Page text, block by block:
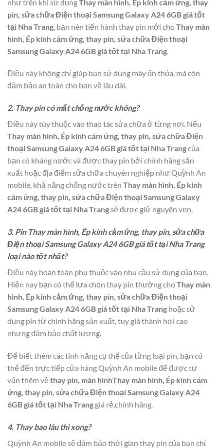
như trên khi sử dụngThay màn hình, Ép kính cảm ứng, thay
pin, sửa chữa Điện thoại Samsung Galaxy A24 6GB giá tốt
tại Nha Trang , bạn nên tiến hành thay pin mới choThay màn
hình, Ép kính cảm ứng, thay pin, sửa chữa Điện thoại
Samsung Galaxy A24 6GB giá tốt tại Nha Trang
Điều này không chỉ giúp bạn sử dụng máy ổn thỏa, mà còn
đảm bảo an toàn cho bạn về lâu dài.
2. Thay pin có mất chống nước không?
Điều này tùy thuộc vào thao tác sửa chữa ở từng nơi. Nếu
Thay màn hình, Ép kính cảm ứng, thay pin, sửa chữa Điện
thoại Samsung Galaxy A24 6GB giá tốt tại Nha Trangcủa
bạn có kháng nước và được thay pin bởi chính hãng sản
xuất hoặc địa điểm sửa chữa chuyên nghiệp như Quỳnh An
mobile, khả năng chống nước trên Thay màn hình, Ép kính
cảm ứng, thay pin, sửa chữa Điện thoại Samsung Galaxy
A24 6GB giá tốt tại Nha Trangsẽ được giữ nguyên vẹn.
3. Pin Thay màn hình, Ép kính cảm ứng, thay pin, sửa chữa
Điện thoại Samsung Galaxy A24 6GB giá tốt tại Nha Trang
loại nào tốt nhất?
Điều này hoàn toàn phụ thuộc vào nhu cầu sử dụng của bạn.
Hiện nay bạn có thể lựa chọn thay pin thường choThay màn
hình, Ép kính cảm ứng, thay pin, sửa chữa Điện thoại
Samsung Galaxy A24 6GB giá tốt tại Nha Trang hoặc sử
dụng pin từ chính hãng sản xuất, tuy giá thành hơi cao
nhưng đảm bảo chất lượng.
Để biết thêm các tính năng cụ thể của từng loại pin, bạn có
thể đến trực tiếp cửa hàng Quỳnh An mobile để được tư
vấn thêm về thay pin, màn hìnhThay màn hình, Ép kính cảm
ứng, thay pin, sửa chữa Điện thoại Samsung Galaxy A24
6GB giá tốt tại Nha Trang giá rẻ,chính hãng.
4. Thay bao lâu thì xong?
Quỳnh An mobile sẽ đảm bảo thời gian thay pin của bạn chỉ